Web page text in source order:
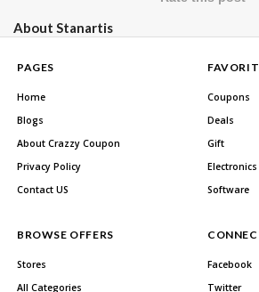
About Stanartis
PAGES
Home
Blogs
About Crazzy Coupon
Privacy Policy
Contact US
Coupons
Deals
Gift
Electronics
Software
BROWSE OFFERS
Stores
All Categories
Facebook
Twitter